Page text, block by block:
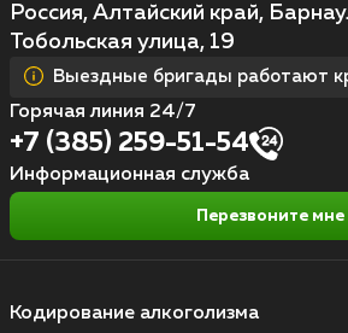
Кодирование алкоголизма
Россия, Алтайский край,
Тобольская улица, 19
Выездные бригады работают
Горячая линия 24/7
+7 (385) 259-51-54
Информационная служба
Перезвоните мне